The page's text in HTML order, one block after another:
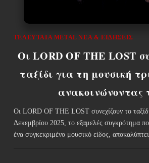
ΤΕΛΕΥΤΑΊΑ METAL ΝΈΑ & EΙΔΉΣΕΙΣ
Οι LORD OF THE LOST
ταξίδι για τη μουσική
ανακοινώνοντας
Οι LORD OF THE LOST συνεχίζουν το
Δεκεμβρίου 2025, το εξαμελές συγκρότημα
ένα συγκεκριμένο μουσικό είδος,